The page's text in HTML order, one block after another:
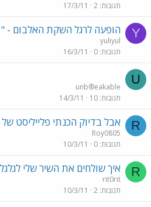
תגובות 2
17/3/11
Y הופעה לרגל השקת האלבום -
yuliyul
תגובות 0
16/3/11
U
unb®eakable
תגובות 10
14/3/11
R אבל בדיוק הכנתי פלייליסט
Roy0805
תגובות 0
10/3/11
R איך שולחים את השיר שלי
rit0rit
תגובות 2
10/3/11